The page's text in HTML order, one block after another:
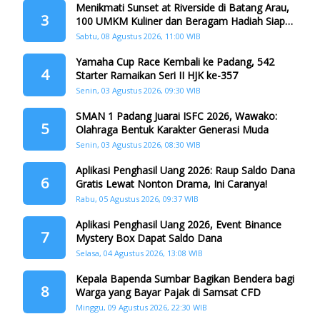
3
Menikmati Sunset at Riverside di Batang Arau,
100 UMKM Kuliner dan Beragam Hadiah Siap
Memanjakan Warga di Momen HJK Padang
Sabtu, 08 Agustus 2026, 11:00 WIB
4
Yamaha Cup Race Kembali ke Padang, 542
Starter Ramaikan Seri II HJK ke-357
Senin, 03 Agustus 2026, 09:30 WIB
5
SMAN 1 Padang Juarai ISFC 2026, Wawako:
Olahraga Bentuk Karakter Generasi Muda
Senin, 03 Agustus 2026, 08:30 WIB
6
Aplikasi Penghasil Uang 2026: Raup Saldo Dana
Gratis Lewat Nonton Drama, Ini Caranya!
Rabu, 05 Agustus 2026, 09:37 WIB
7
Aplikasi Penghasil Uang 2026, Event Binance
Mystery Box Dapat Saldo Dana
Selasa, 04 Agustus 2026, 13:08 WIB
8
Kepala Bapenda Sumbar Bagikan Bendera bagi
Warga yang Bayar Pajak di Samsat CFD
Minggu, 09 Agustus 2026, 22:30 WIB